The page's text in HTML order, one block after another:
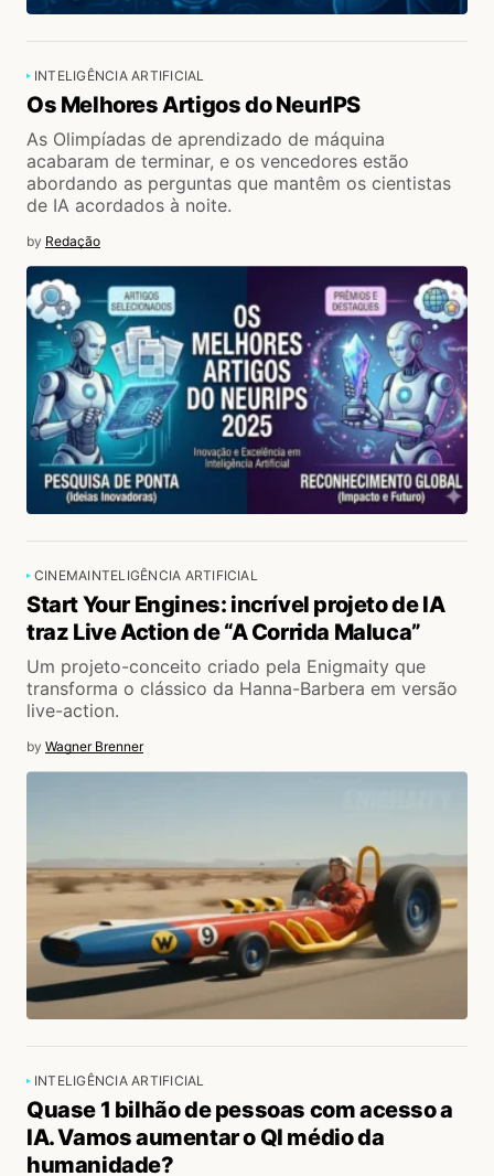
INTELIGÊNCIA ARTIFICIAL
Os Melhores Artigos do NeurIPS
As Olimpíadas de aprendizado de máquina
acabaram de terminar, e os vencedores estão
abordando as perguntas que mantêm os cientistas
de IA acordados à noite.
by Redação
CINEMAINTELIGÊNCIA ARTIFICIAL
Start Your Engines: incrível projeto de IA
traz Live Action de “A Corrida Maluca”
Um projeto-conceito criado pela Enigmaity que
transforma o clássico da Hanna-Barbera em versão
live-action.
by Wagner Brenner
INTELIGÊNCIA ARTIFICIAL
Quase 1 bilhão de pessoas com acesso a
IA. Vamos aumentar o QI médio da
humanidade?